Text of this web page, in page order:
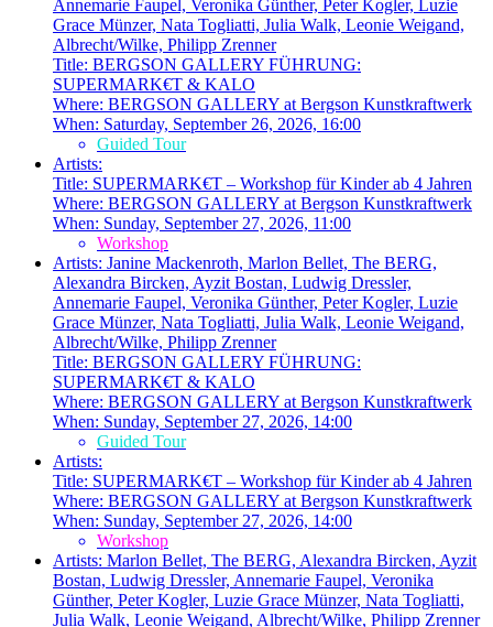
Annemarie Faupel, Veronika Günther, Peter Kogler, Luzie
Grace Münzer, Nata Togliatti, Julia Walk, Leonie Weigand,
Albrecht/Wilke, Philipp Zrenner
Title: BERGSON GALLERY FÜHRUNG:
SUPERMARK€T & KALO
Where: BERGSON GALLERY at Bergson Kunstkraftwerk
When: Saturday, September 26, 2026, 16:00
Guided Tour
Artists:
Title: SUPERMARK€T – Workshop für Kinder ab 4 Jahren
Where: BERGSON GALLERY at Bergson Kunstkraftwerk
When: Sunday, September 27, 2026, 11:00
Workshop
Artists: Janine Mackenroth, Marlon Bellet, The BERG,
Alexandra Bircken, Ayzit Bostan, Ludwig Dressler,
Annemarie Faupel, Veronika Günther, Peter Kogler, Luzie
Grace Münzer, Nata Togliatti, Julia Walk, Leonie Weigand,
Albrecht/Wilke, Philipp Zrenner
Title: BERGSON GALLERY FÜHRUNG:
SUPERMARK€T & KALO
Where: BERGSON GALLERY at Bergson Kunstkraftwerk
When: Sunday, September 27, 2026, 14:00
Guided Tour
Artists:
Title: SUPERMARK€T – Workshop für Kinder ab 4 Jahren
Where: BERGSON GALLERY at Bergson Kunstkraftwerk
When: Sunday, September 27, 2026, 14:00
Workshop
Artists: Marlon Bellet, The BERG, Alexandra Bircken, Ayzit
Bostan, Ludwig Dressler, Annemarie Faupel, Veronika
Günther, Peter Kogler, Luzie Grace Münzer, Nata Togliatti,
Julia Walk, Leonie Weigand, Albrecht/Wilke, Philipp Zrenner